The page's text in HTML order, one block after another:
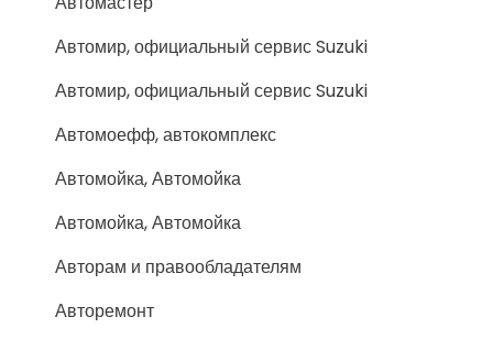
Автомир, официальный сервис Suzuki
Автомир, официальный сервис Suzuki
Автомоефф, автокомплекс
Автомойка, Автомойка
Автомойка, Автомойка
Авторам и правообладателям
Авторемонт